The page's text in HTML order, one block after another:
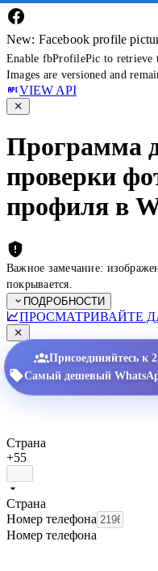
New: Facebook profile
Enable fbProfilePic to retrieve
Images are versioned and
VIEW API
Программа
проверки
профиля в
Важное замечание:
покрывается.
ПОДРОБНОСТИ
ПРОСМАТРИВАЙТЕ
Присоединяйтесь к
Самый дешевый
Страна
+55
Страна
Номер телефона
Номер телефона